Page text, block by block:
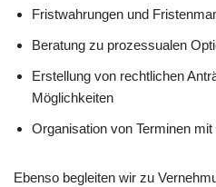
Fristwahrungen und
Beratung zu prozessualen
Erstellung von rechtlichen
Möglichkeiten
Organisation von Terminen
Ebenso begleiten wir zu